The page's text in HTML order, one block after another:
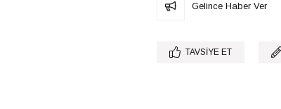
Gelince Haber Ver
TAVSIYE ET